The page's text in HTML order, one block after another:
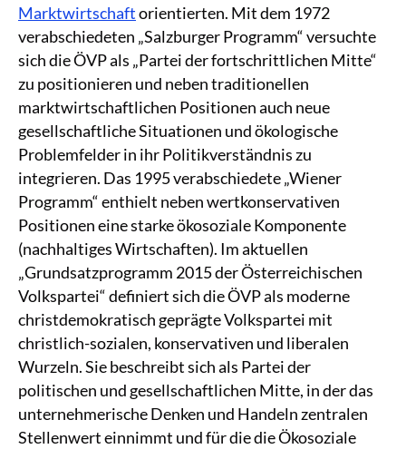
Marktwirtschaftorientierten. Mit dem 1972
verabschiedeten „Salzburger Programm“ versuchte
sich die ÖVP als „Partei der fortschrittlichen Mitte“
zu positionieren und neben traditionellen
marktwirtschaftlichen Positionen auch neue
gesellschaftliche Situationen und ökologische
Problemfelder in ihr Politikverständnis zu
integrieren. Das 1995 verabschiedete „Wiener
Programm“ enthielt neben wertkonservativen
Positionen eine starke ökosoziale Komponente
(nachhaltiges Wirtschaften). Im aktuellen
„Grundsatzprogramm 2015 der Österreichischen
Volkspartei“ definiert sich die ÖVP als moderne
christdemokratisch geprägte Volkspartei mit
christlich-sozialen, konservativen und liberalen
Wurzeln. Sie beschreibt sich als Partei der
politischen und gesellschaftlichen Mitte, in der das
unternehmerische Denken und Handeln zentralen
Stellenwert einnimmt und für die die Ökosoziale